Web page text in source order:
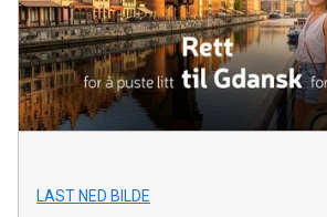
LAST NED BILDE